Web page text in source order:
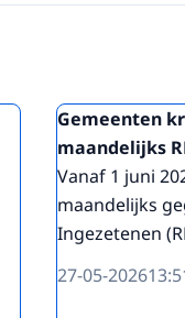
Gemeenten
maandelijks
Vanaf 1 juni
maandelijks
Ingezetenen
27-05-2026